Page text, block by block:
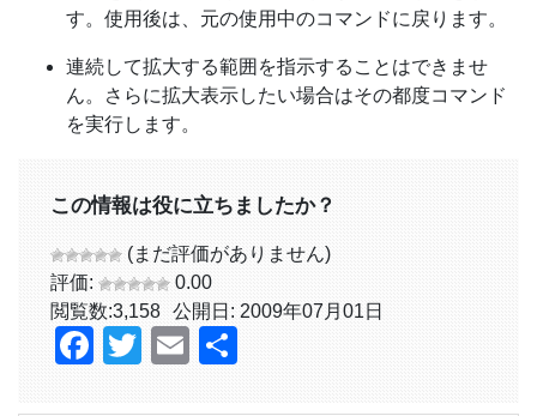
す。使用後は、元の使用中のコマンドに戻ります。
連続して拡大する範囲を指示することはできませ
ん。さらに拡大表示したい場合はその都度コマンド
を実行します。
この情報は役に立ちましたか？
(まだ評価がありません)
評価:
0.00
閲覧数:3,158 公開日: 2009年07月01日
Facebook
TwitterEmail